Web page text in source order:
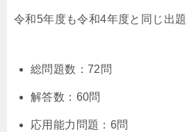
令和5年度も令和4年度と同じ出題
総問題数：72問
解答数：60問
応用能力問題：6問